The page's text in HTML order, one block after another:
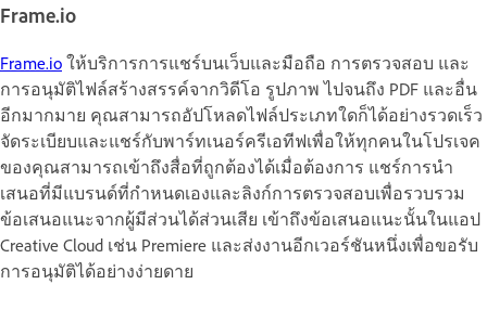
Frame.io
Frame.io ให้บริการการแชร์บนเว็บและมือถือ การตรวจสอบ และ
การอนุมัติไฟล์สร้างสรรค์จากวิดีโอ รูปภาพ ไปจนถึง PDF และอื่น
อีกมากมาย คุณสามารถอัปโหลดไฟล์ประเภทใดก็ได้อย่างรวดเร็ว
จัดระเบียบและแชร์กับพาร์ทเนอร์ครีเอทีฟเพื่อให้ทุกคนในโปรเจค
ของคุณสามารถเข้าถึงสื่อที่ถูกต้องได้เมื่อต้องการ แชร์การนำ
เสนอที่มีแบรนด์ที่กำหนดเองและลิงก์การตรวจสอบเพื่อรวบรวม
ข้อเสนอแนะจากผู้มีส่วนได้ส่วนเสีย เข้าถึงข้อเสนอแนะนั้นในแอป
Creative Cloud เช่น Premiere และส่งงานอีกเวอร์ชันหนึ่งเพื่อขอรับ
การอนุมัติได้อย่างง่ายดาย